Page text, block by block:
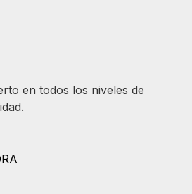
en todos los niveles de